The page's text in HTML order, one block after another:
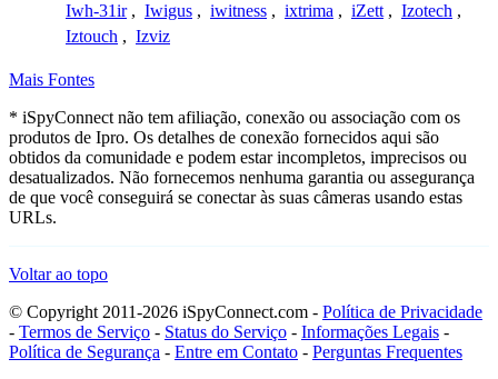
Iwh-31ir , Iwigus , iwitness , ixtrima , iZett , Izotech ,
Iztouch , Izviz
Mais Fontes
* iSpyConnect não tem afiliação, conexão ou associação com os
produtos de Ipro. Os detalhes de conexão fornecidos aqui são
obtidos da comunidade e podem estar incompletos, imprecisos ou
desatualizados. Não fornecemos nenhuma garantia ou assegurança
de que você conseguirá se conectar às suas câmeras usando estas
URLs.
Voltar ao topo
© Copyright 2011-2026 iSpyConnect.com - Política de Privacidade
- Termos de Serviço - Status do Serviço - Informações Legais -
Política de Segurança - Entre em Contato - Perguntas Frequentes